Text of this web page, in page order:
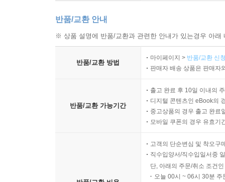
05. 배려와 공감의 힘 167
06. 예절이 인생을 바꾼다 169
07. 약속을 지키는 습관 171
08. 성실함은 최고의 자산이다 173
09. 존중받는 아이로 키우기 175
10. 좋은 친구를 사귀는 법 177
11. 인성이 실력을 이긴다 179
12. 품격 있는 사람으로 성장하기 181
01. 실패를 경험하게 하라 185
02. 회복탄력성이 성공을 만든다 188
03. 넘어지는 경험의 가치 191
반품/교환 안내
※ 상품 설명에 반품/교환과 관련한 안내가 있는경우 아
반품/교환 방법
마이페이지 > 반품/교환 신
판매자 배송 상품은 판매자
반품/교환 가능기간
출고 완료 후 10일 이내의
디지털 콘텐츠인 eBook의
중고상품의 경우 출고 완료
모바일 쿠폰의 경우 유효기
고객의 단순변심 및 착오구
직수입양서/직수입일서중
단, 아래의 주문/취소 조건
오늘 00시 ~ 06시 30분